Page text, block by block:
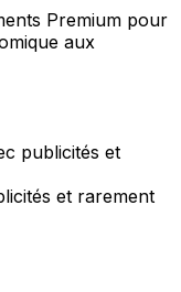
Premium pour
aux
publicités et
et rarement